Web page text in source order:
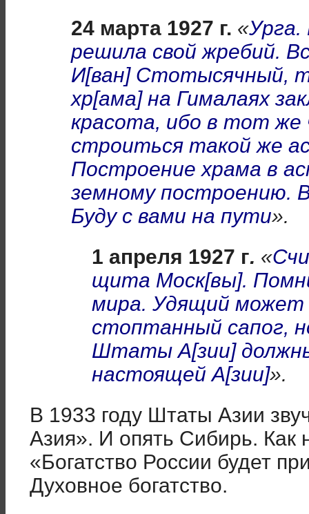
24 марта 1927 г. «Урга.
решила свой жребий.
И[ван] Стотысячный,
хр[ама] на Гималаях
красота, ибо в тот же
строиться такой же
Построение храма в
земному построению.
Буду с вами на пути».
1 апреля 1927 г. «
щита Моск[вы].
мира. Удящий может
стоптанный сапог,
Штаты А[зии]
настоящей А[зии]».
В 1933 году Штаты Азии
Азия». И опять Сибирь. Как
«Богатство России будет
Духовное богатство.